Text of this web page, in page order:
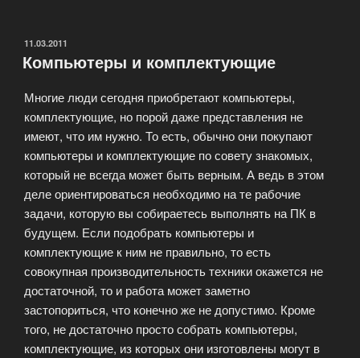
ОПУБЛИКОВАНО
11.03.2011
Компьютеры и комплектующие
Многие люди сегодня приобретают компьютеры,
комплектующие, но порой даже представления не
имеют, что им нужно. То есть, обычно они покупают
компьютеры и комплектующие по совету знакомых,
который не всегда может быть верным. А ведь в этом
деле ориентироваться необходимо на те рабочие
задачи, которую вы собираетесь выполнять на ПК в
будущем. Если подобрать компьютеры и
комплектующие к ним не правильно, то есть
совокупная производительность техники окажется не
достаточной, то и работа может заметно
застопориться, что конечно же не допустимо. Кроме
того, не достаточно просто собрать компьютеры,
комплектующие, из которых они изготовлены могут в